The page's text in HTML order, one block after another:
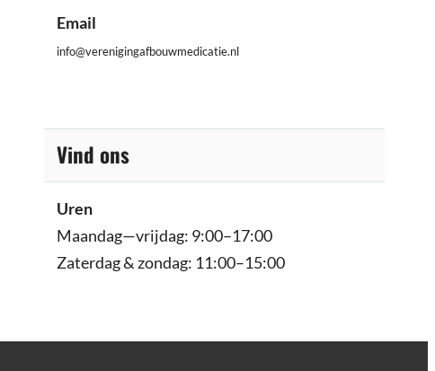
Email
info@verenigingafbouwmedicatie.nl
Vind ons
Uren
Maandag—vrijdag: 9:00–17:00
Zaterdag & zondag: 11:00–15:00